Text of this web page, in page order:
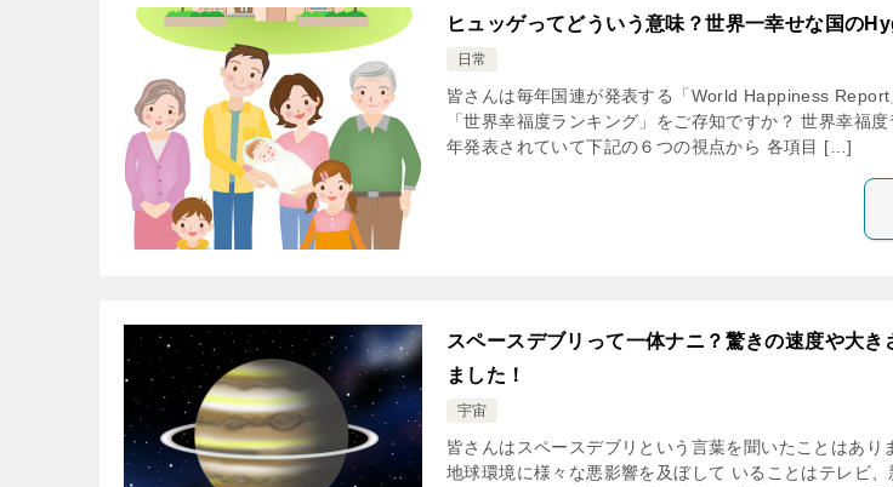
ヒュッゲってどういう意味？世界一幸せな国の
日常
皆さんは毎年国連が発表する「World Happiness
「世界幸福度ランキング」をご存知ですか？ 世界幸福
年発表されていて下記の６つの視点から 各項目 […]
スペースデブリって一体ナニ？驚きの速度や大
ました！
宇宙
皆さんはスペースデブリという言葉を聞いたことはあり
地球環境に様々な悪影響を及ぼして いることはテレビ